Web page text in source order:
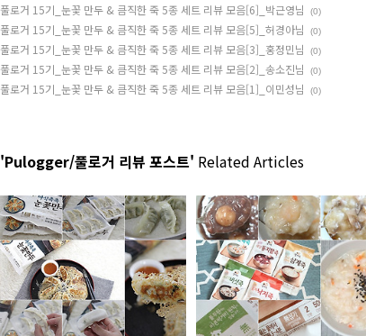
풀로거 15기_눈꽃 만두 & 큼직한 죽 5종 세트 리뷰 모음[6]_박근영님
(0)
풀로거 15기_눈꽃 만두 & 큼직한 죽 5종 세트 리뷰 모음[5]_허경아님 (0)
풀로거 15기_눈꽃 만두 & 큼직한 죽 5종 세트 리뷰 모음[3]_홍정민님 (0)
풀로거 15기_눈꽃 만두 & 큼직한 죽 5종 세트 리뷰 모음[2]_송소진님 (0)
풀로거 15기_눈꽃 만두 & 큼직한 죽 5종 세트 리뷰 모음[1]_이민성님 (0)
'Pulogger/풀로거 리뷰 포스트' Related Articles